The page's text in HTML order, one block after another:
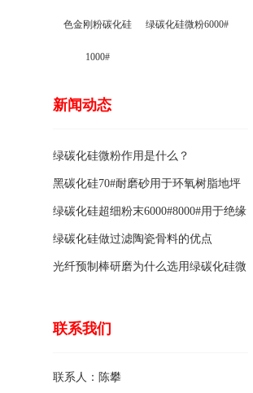
色金刚粉碳化硅
1000#
绿碳化硅微粉6000#
新闻动态
绿碳化硅微粉作用是什么？
黑碳化硅70#耐磨砂用于环氧树脂地坪
骨料的特点有哪些？
绿碳化硅超细粉末6000#8000#用于绝缘
涂料的优点
绿碳化硅做过滤陶瓷骨料的优点
光纤预制棒研磨为什么选用绿碳化硅微
联系我们
联系人：陈攀